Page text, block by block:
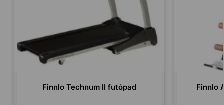
Finnlo Technum II futópad Finnlo